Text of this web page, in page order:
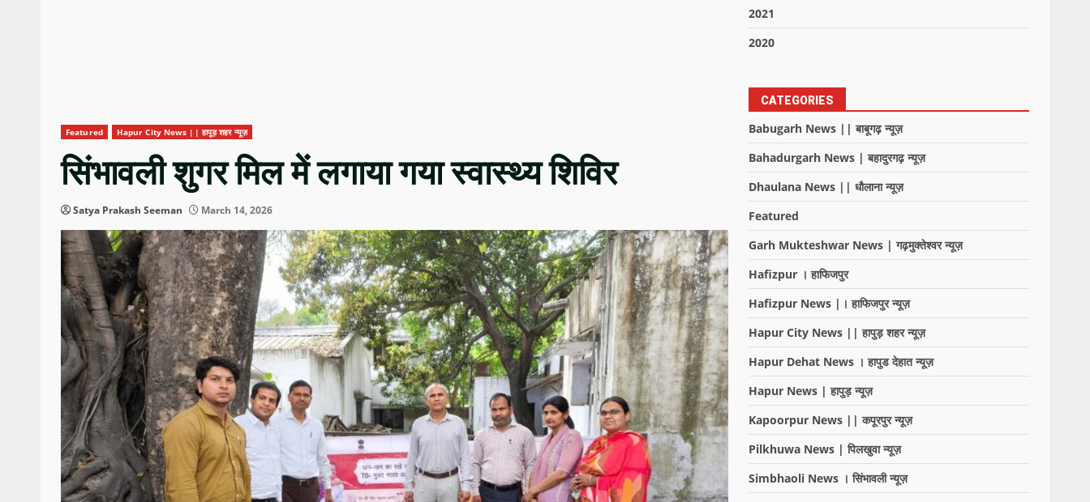
Featured Hapur City News || हापुड़ शहर न्यूज़
सिंभावली शुगर मिल में लगाया गया स्वास्थ्य शिविर
Satya Prakash Seeman March 14, 2026
2021
2020
CATEGORIES
Babugarh News || बाबूगढ़ न्यूज़
Bahadurgarh News | बहादुरगढ़ न्यूज़
Dhaulana News || धौलाना न्यूज़
Featured
Garh Mukteshwar News | गढ़मुक्तेश्वर न्यूज़
Hafizpur । हाफिजपुर
Hafizpur News |। हाफिजपुर न्यूज़
Hapur City News || हापुड़ शहर न्यूज़
Hapur Dehat News । हापुड देहात न्यूज़
Hapur News | हापुड़ न्यूज़
Kapoorpur News || कपूरपुर न्यूज़
Pilkhuwa News | पिलखुवा न्यूज़
Simbhaoli News । सिंभावली न्यूज़